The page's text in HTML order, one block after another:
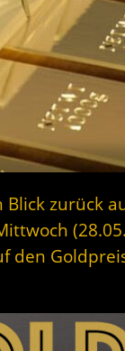
zurück
den